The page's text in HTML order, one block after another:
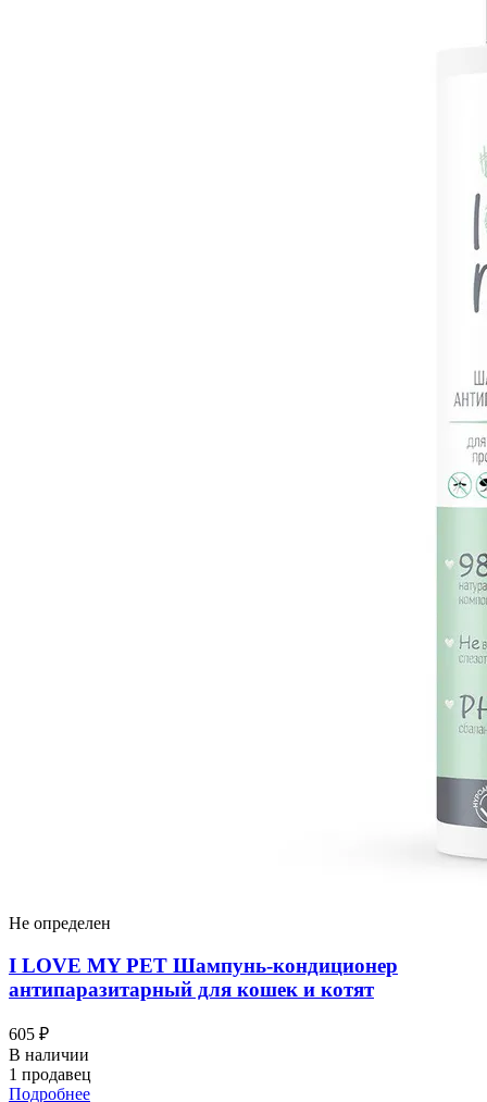
Не определен
I LOVЕ MY PET Шампунь-кондиционер
антипаразитарный для кошек и котят
605 ₽
В наличии
1 продавец
Подробнее